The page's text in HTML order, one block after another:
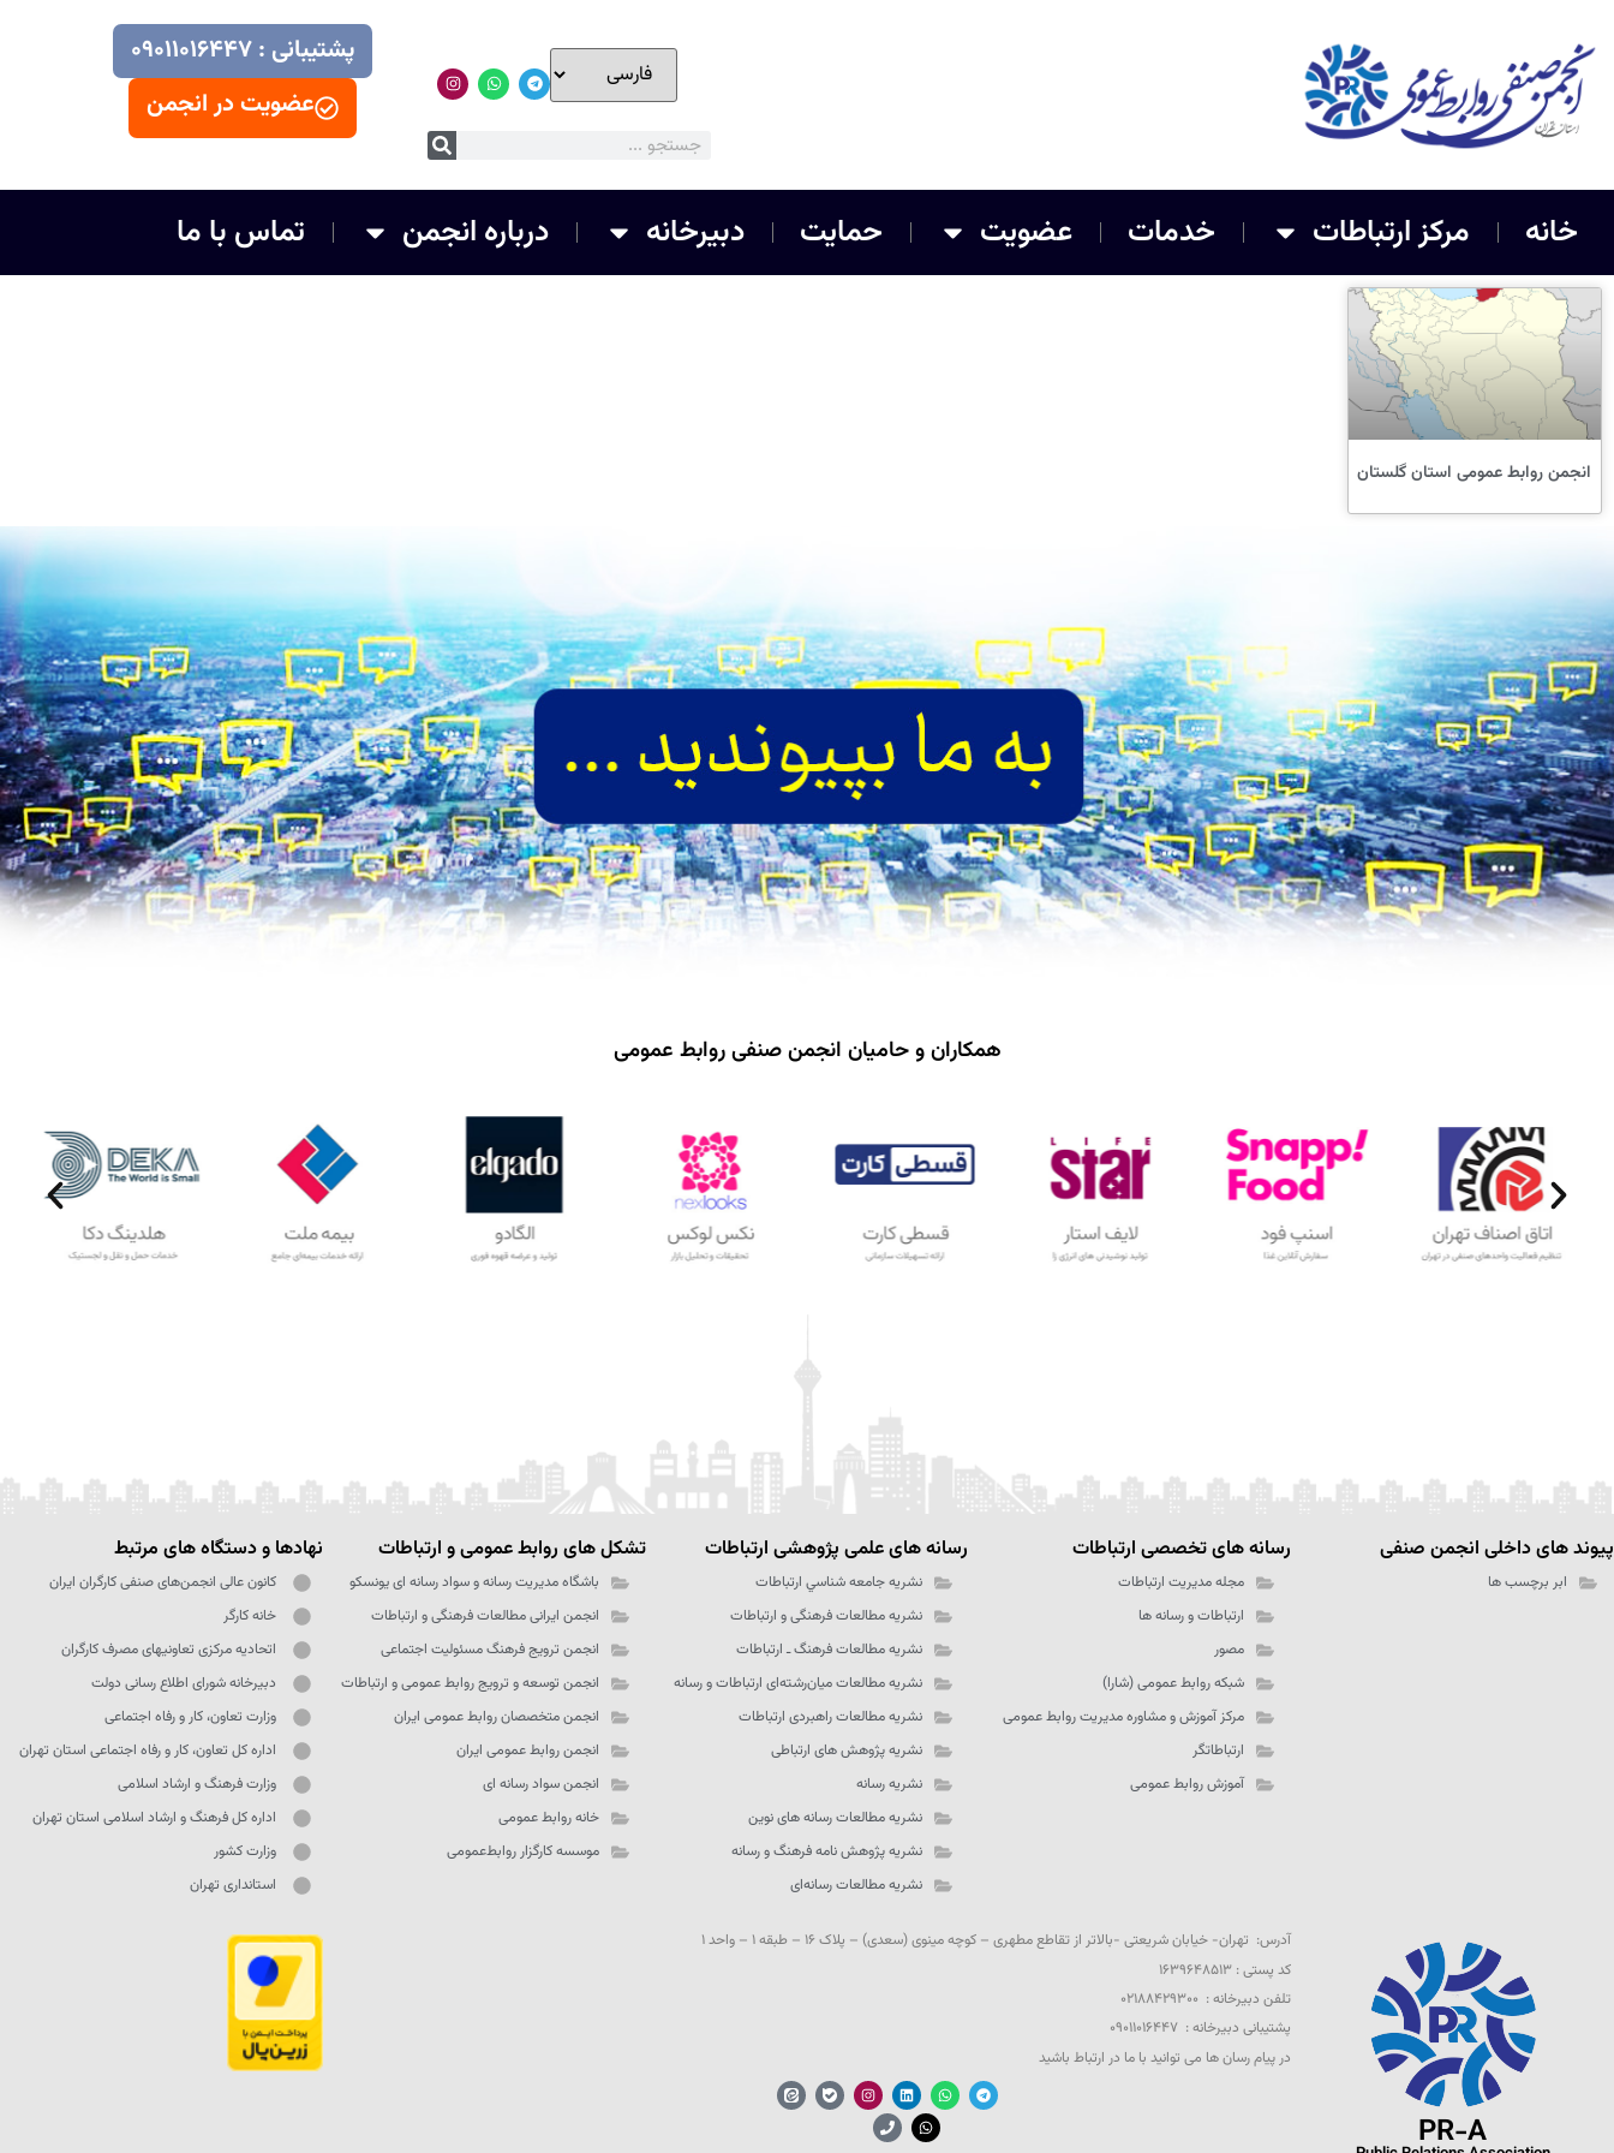
پشتیبانی : ۰۹۰۱۱۰۱۶۴۴۷
عضویت در انجمن
خانه مرکز ارتباطات خدمات عضویت حمایت دبیرخانه درباره انجمن تماس با ما
انجمن روابط عمومی استان گلستان
همکاران و حامیان انجمن صنفی روابط عمومی
پیوند های داخلی انجمن صنفی
ابر برچسب ها
رسانه های تخصصی ارتباطات
مجله مدیریت ارتباطات
ارتباطات و رسانه ها
مصور
شبکه روابط عمومی (شارا)
مرکز آموزش و مشاوره مدیریت روابط عمومی
ارتباطاتگر
آموزش روابط عمومی
رسانه های علمی پژوهشی ارتباطات
نشریه جامعه شناسي ارتباطات
نشریه مطالعات فرهنگی و ارتباطات
نشریه مطالعات فرهنگ ـ‌ ارتباطات
نشریه مطالعات میان‌رشته‌ای ارتباطات و رسانه
نشریه مطالعات راهبردی ارتباطات
نشریه پژوهش های ارتباطی
نشریه رسانه
نشریه مطالعات رسانه های نوین
نشریه پژوهش نامه فرهنگ و رسانه
نشریه مطالعات رسانه‌ای
تشکل های روابط عمومی و ارتباطات
باشگاه مدیریت رسانه و سواد رسانه ای یونسکو
انجمن ایرانی مطالعات فرهنگی و ارتباطات
انجمن ترویج فرهنگ مسئولیت اجتماعی
انجمن توسعه و ترویج روابط عمومی و ارتباطات
انجمن متخصصان روابط عمومی ایران
انجمن روابط عمومی ایران
انجمن سواد رسانه ای
خانه روابط عمومی
موسسه کارگزار روابط‌عمومی
نهادها و دستگاه های مرتبط
کانون عالی انجمن‌های صنفی کارگران ایران
خانه کارگر
اتحادیه مرکزی تعاونیهای مصرف کارگران
دبیرخانه شورای اطلاع رسانی دولت
وزارت تعاون، کار و رفاه اجتماعی
اداره کل تعاون، کار و رفاه اجتماعی استان تهران
وزارت فرهنگ و ارشاد اسلامی
اداره کل فرهنگ و ارشاد اسلامی استان تهران
وزارت کشور
استانداری تهران
PR-A
آدرس: تهران- خیابان شریعتی -بالاتر از تقاطع مطهری – کوچه مینوی (سعدی) – پلاک ۱۶ – طبقه ۱ – واحد ۱
کد پستی : ۱۶۳۹۶۴۸۵۱۳
تلفن دبیرخانه : ۰۲۱۸۸۴۲۹۳۰۰
پشتیبانی دبیرخانه : ۰۹۰۱۱۰۱۶۴۴۷
در پیام رسان ها می توانید با ما در ارتباط باشید